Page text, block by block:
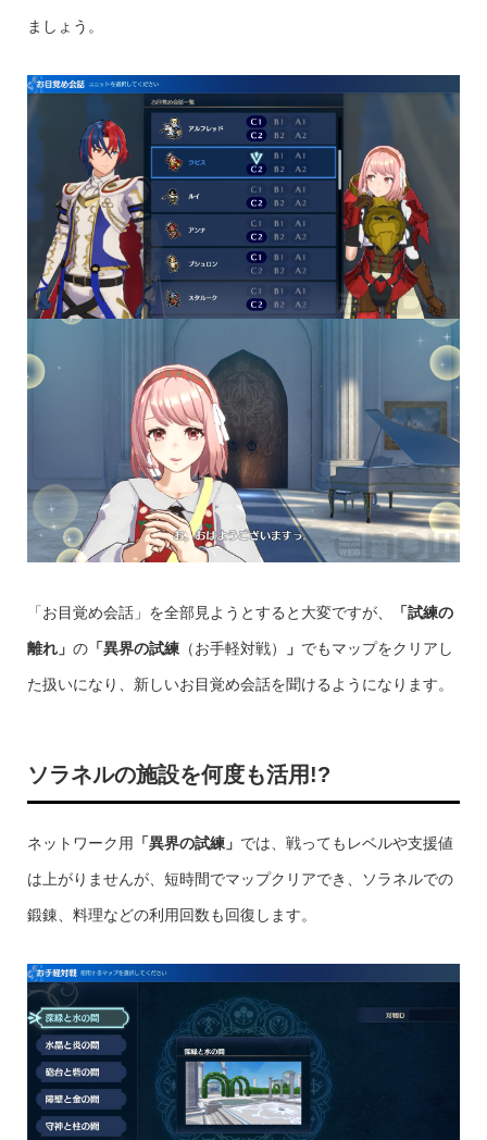
ましょう。
「お目覚め会話」を全部見ようとすると大変ですが、 「試練の
離れ」 の「異界の試練（お手軽対戦） 」 でもマップをクリアし
た扱いになり、新しいお目覚め会話を聞けるようになります。
ソラネルの施設を何度も活用!?
ネットワーク用 「異界の試練」 では、戦ってもレベルや支援値
は上がりませんが、短時間でマップクリアでき、ソラネルでの
鍛錬、料理などの利用回数も回復します。